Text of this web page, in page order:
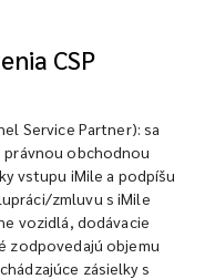
CSP
Service Partner): sa
právnou obchodnou
vstupu iMile a podpíšu
zmluvu s iMile
vozidlá, dodávacie
zodpovedajú objemu
zásielky s